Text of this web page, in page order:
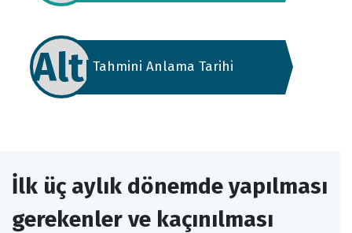
AltıTahmini Anlama Tarihi
İlk üç aylık dönemde yapılması
gerekenler ve kaçınılması